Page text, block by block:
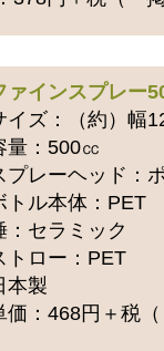
ァインスプレー
ズ：（約）幅
：500㏄
レーヘッド：
ル本体：PET
セラミック
ロー：PET
製
：468円＋税（